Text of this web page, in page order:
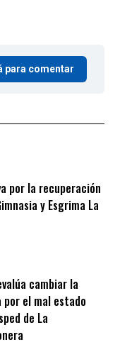
para comentar
por la recuperación
y Esgrima La
cambiar la
por el mal estado
de La